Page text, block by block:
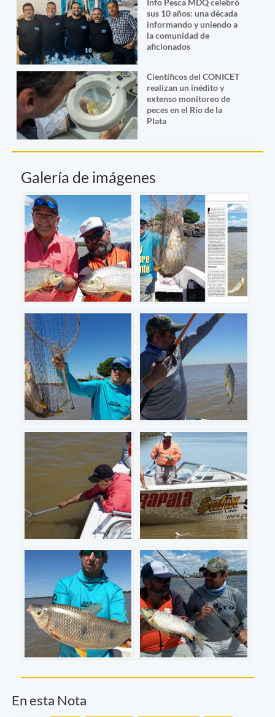
sus 10 años: una década
informando y uniendo a
la comunidad de
aficionados
Científicos del CONICET
realizan un inédito y
extenso monitoreo de
peces en el Río de la
Plata
Galería de imágenes
En esta Nota